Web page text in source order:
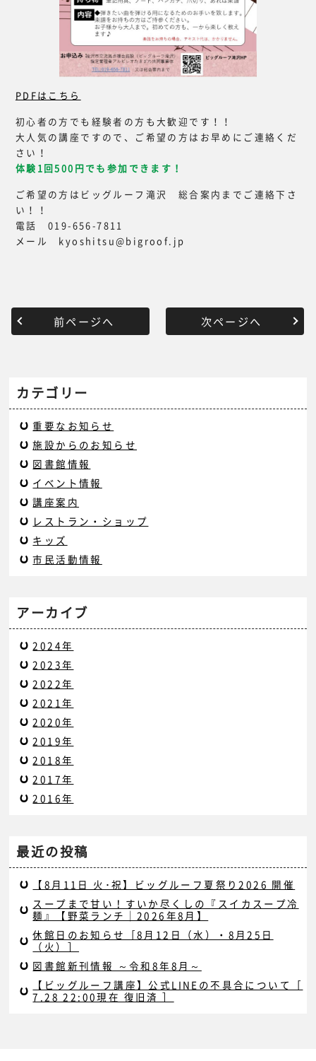
PDFはこちら
初心者の方でも経験者の方も大歓迎です！！
大人気の講座ですので、ご希望の方はお早めにご連絡くだ
さい！
体験1回500円でも参加できます！
ご希望の方はビッグルーフ滝沢 総合案内までご連絡下さ
い！！
電話 019-656-7811
メール kyoshitsu@bigroof.jp
前ページへ 次ページへ
カテゴリー
重要なお知らせ
施設からのお知らせ
図書館情報
イベント情報
講座案内
レストラン・ショップ
キッズ
市民活動情報
アーカイブ
2024年
2023年
2022年
2021年
2020年
2019年
2018年
2017年
2016年
最近の投稿
【8月11日 火･祝】ビッグルーフ夏祭り2026 開催
スープまで甘い！すいか尽くしの『スイカスープ冷
麺』【野菜ランチ｜2026年8月】
休館日のお知らせ［8月12日（水）・8月25日
（火）］
図書館新刊情報 ～令和8年8月～
【ビッグルーフ講座】公式LINEの不具合について［
7.28 22:00現在 復旧済 ］